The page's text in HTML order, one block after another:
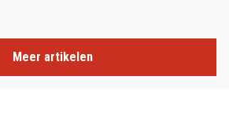
Meer artikelen